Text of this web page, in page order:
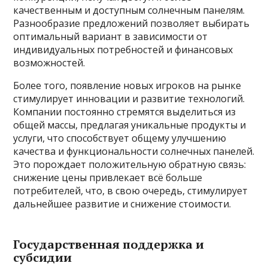
качественным и доступным солнечным панелям.
Разнообразие предложений позволяет выбирать
оптимальный вариант в зависимости от
индивидуальных потребностей и финансовых
возможностей.
Более того, появление новых игроков на рынке
стимулирует инновации и развитие технологий.
Компании постоянно стремятся выделиться из
общей массы, предлагая уникальные продукты и
услуги, что способствует общему улучшению
качества и функциональности солнечных панелей.
Это порождает положительную обратную связь:
снижение цены привлекает всё больше
потребителей, что, в свою очередь, стимулирует
дальнейшее развитие и снижение стоимости.
Государственная поддержка и
субсидии